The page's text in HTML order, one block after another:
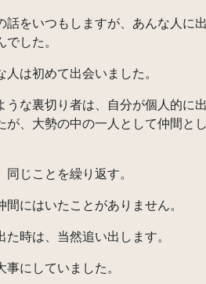
をいつもしますが、あんな人に
した。
は初めて出会いました。
な裏切り者は、自分が個人的に
、大勢の中の一人として仲間と
じことを繰り返す。
にはいたことがありません。
時は、当然追い出します。
にしていました。